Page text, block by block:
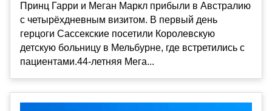
Принц Гарри и Меган Маркл прибыли в Австралию
с четырёхдневным визитом. В первый день
герцоги Сассекские посетили Королевскую
детскую больницу в Мельбурне, где встретились с
пациентами.44-летняя Мега...